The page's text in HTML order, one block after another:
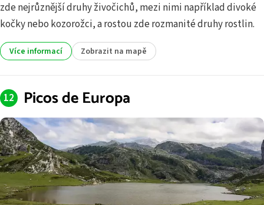
zde nejrůznější druhy živočichů, mezi nimi například divoké
kočky nebo kozorožci, a rostou zde rozmanité druhy rostlin.
Více informací Zobrazit na mapě
Picos de Europa